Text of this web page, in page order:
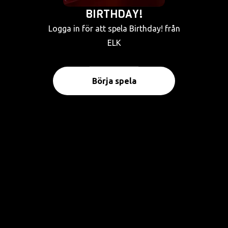
BIRTHDAY!
Logga in för att spela Birthday! från
ELK
Börja spela